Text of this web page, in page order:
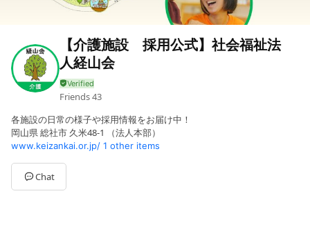
【介護施設 採用公式】社会福祉法
人経山会
Friends43
各施設の日常の様子や採用情報をお届け中！
岡山県 総社市 久米48-1 （法人本部）
www.keizankai.or.jp/ 1 other items
Chat